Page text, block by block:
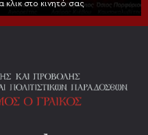
στο κινητό σας